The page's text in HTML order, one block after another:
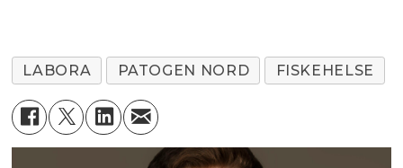
LABORA PATOGEN NORD FISKEHELSE